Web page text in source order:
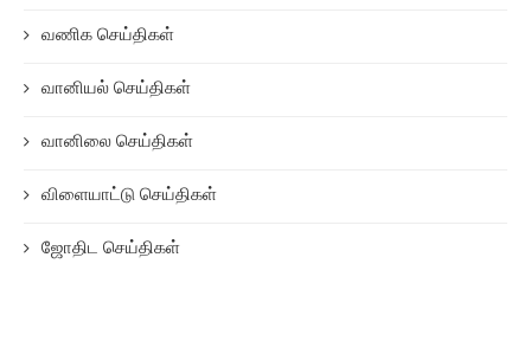
வணிக செய்திகள்
வானியல் செய்திகள்
வானிலை செய்திகள்
விளையாட்டு செய்திகள்
ஜோதிட செய்திகள்